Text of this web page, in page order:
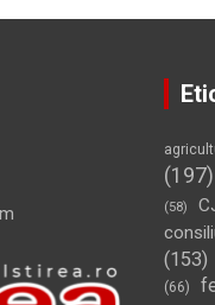
(197)
(58)
(153)
(66)